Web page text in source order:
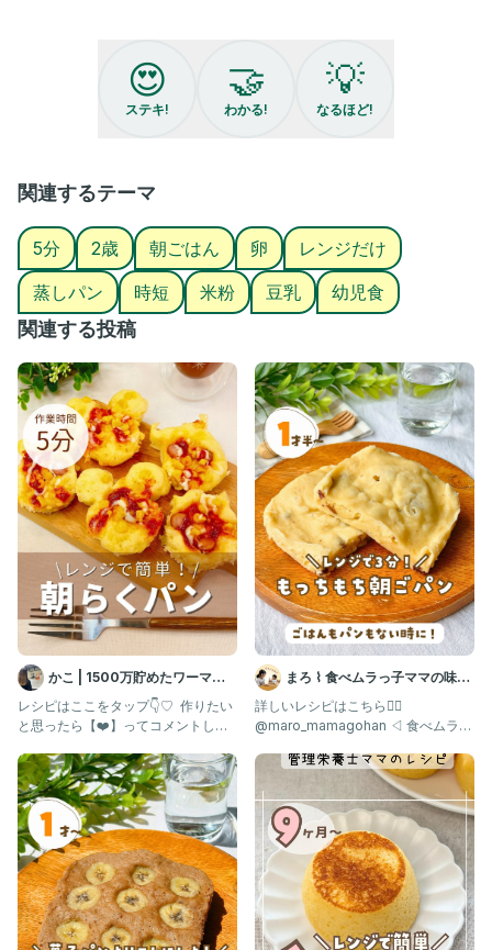
のごちそう #親子ごはんの悩みサポート #幼児食レシピ研究所
😍
ステキ!
🤝
わかる!
💡
なるほど!
関連するテーマ
5分 2歳 朝ごはん 卵
レンジだけ
蒸しパン
時短 米粉 豆乳 幼児食
関連する投稿
かこ | 1500万貯めたワーママ
の節約ごはん
レシピはここをタップ👇♡ ⁡ 作りたい
と思ったら【❤️】ってコメントして
まろ ⌇ 食べムラっ子ママの味方
| 幼児食1歳〜
詳しいレシピはこちら👇🏻
@maro_mamagohan ◁ 食べムラっ